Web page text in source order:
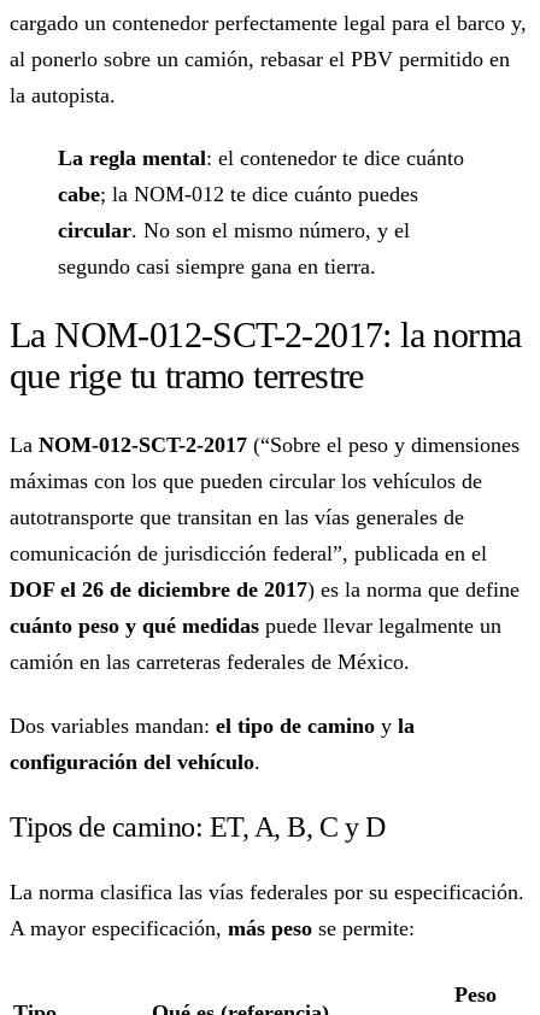
cargado un contenedor perfectamente legal para el barco y,
al ponerlo sobre un camión, rebasar el PBV permitido en
la autopista.
La regla mental: el contenedor te dice cuánto
cabe; la NOM-012 te dice cuánto puedes
circular. No son el mismo número, y el
segundo casi siempre gana en tierra.
La NOM-012-SCT-2-2017: la norma
que rige tu tramo terrestre
La NOM-012-SCT-2-2017 (“Sobre el peso y dimensiones
máximas con los que pueden circular los vehículos de
autotransporte que transitan en las vías generales de
comunicación de jurisdicción federal”, publicada en el
DOF el 26 de diciembre de 2017) es la norma que define
cuánto peso y qué medidas puede llevar legalmente un
camión en las carreteras federales de México.
Dos variables mandan: el tipo de camino y la
configuración del vehículo.
Tipos de camino: ET, A, B, C y D
La norma clasifica las vías federales por su especificación.
A mayor especificación, más peso se permite:
Peso